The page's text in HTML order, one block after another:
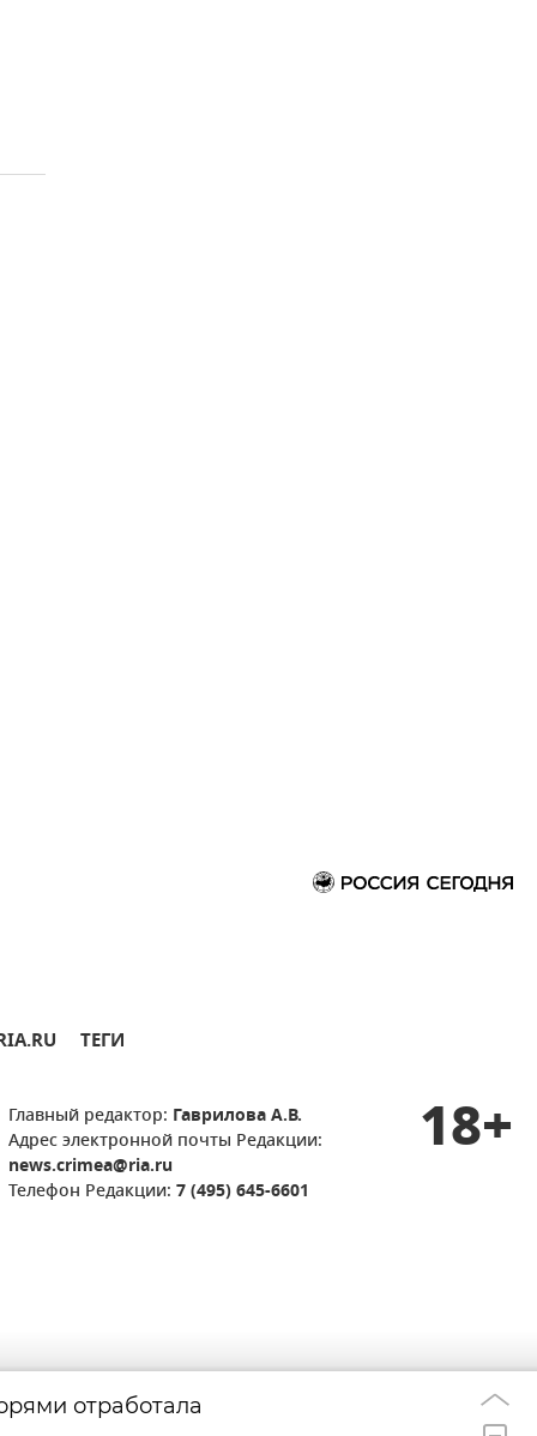
ТЕГИ
Главный редактор: Гаврилова А.В.
Адрес электронной почты Редакции:
news.crimea@ria.ru
Телефон Редакции: 7 (495) 645-6601
18+
отработала
В Севастополе